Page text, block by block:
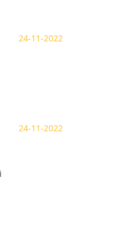
24-11-2022
24-11-2022